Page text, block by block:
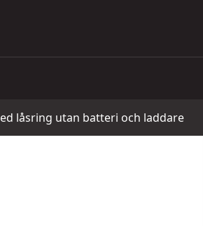
låsring utan batteri och laddare